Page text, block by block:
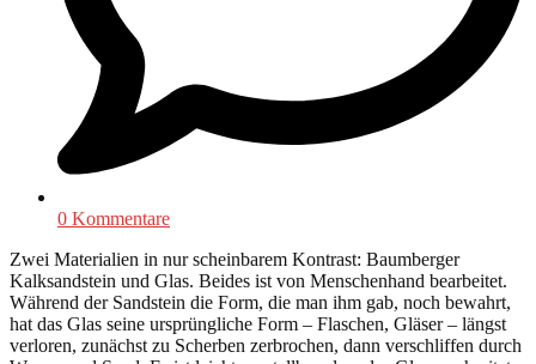
0 Kommentare
Zwei Materialien in nur scheinbarem Kontrast: Baumberger
Kalksandstein und Glas. Beides ist von Menschenhand bearbeitet.
Während der Sandstein die Form, die man ihm gab, noch bewahrt,
hat das Glas seine ursprüngliche Form – Flaschen, Gläser – längst
verloren, zunächst zu Scherben zerbrochen, dann verschliffen durch